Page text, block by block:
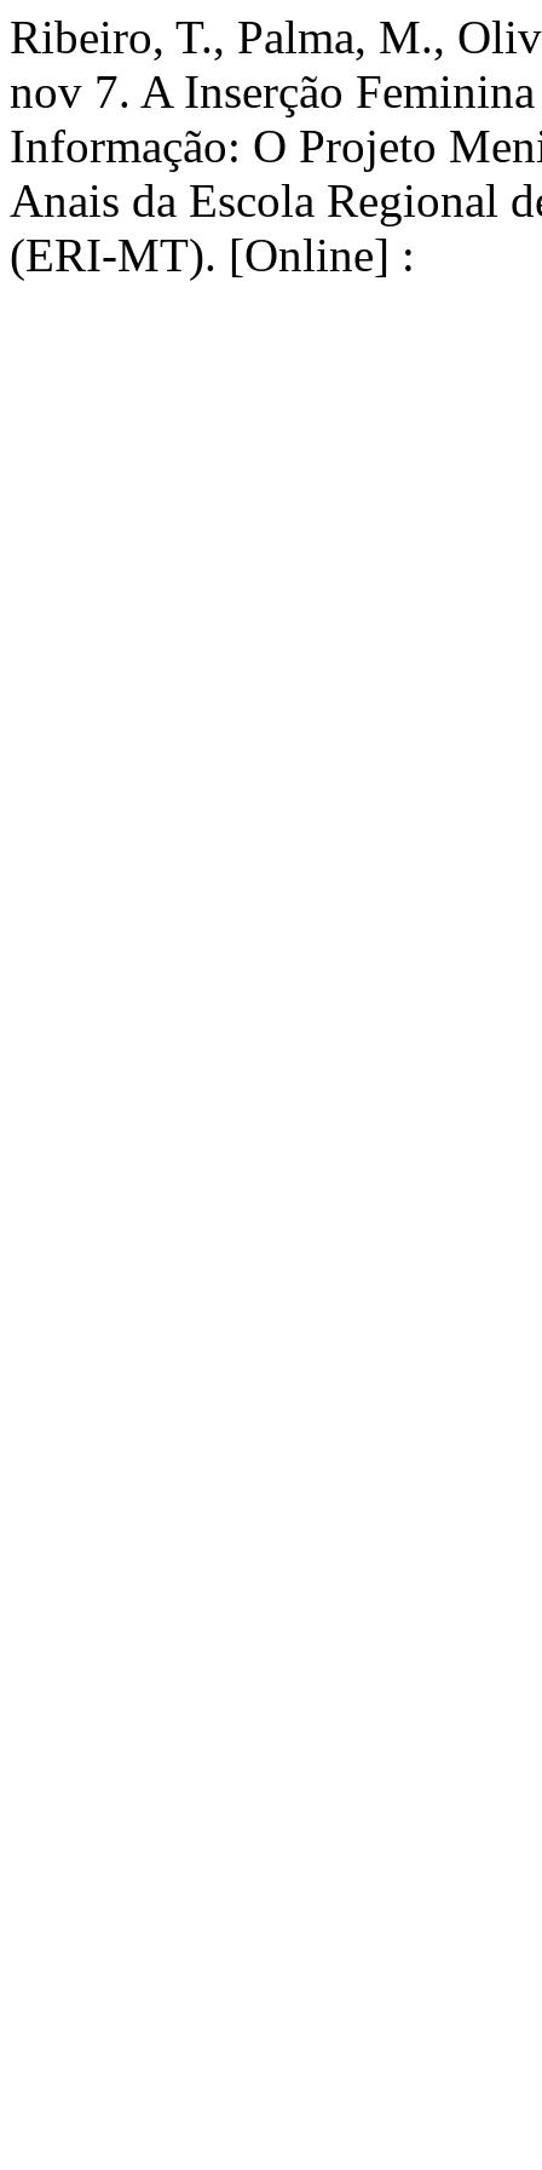
Ribeiro, T., Palma, M.,
nov 7. A Inserção
Informação: O Projeto
Anais da Escola Regional
(ERI-MT). [Online] :